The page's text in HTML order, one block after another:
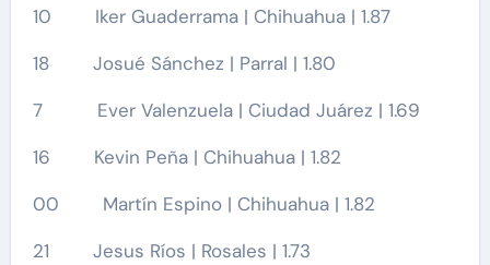
10 Iker Guaderrama | Chihuahua | 1.87
18 Josué Sánchez | Parral | 1.80
7 Ever Valenzuela | Ciudad Juárez | 1.69
16 Kevin Peña | Chihuahua | 1.82
00 Martín Espino | Chihuahua | 1.82
21 Jesus Ríos | Rosales | 1.73